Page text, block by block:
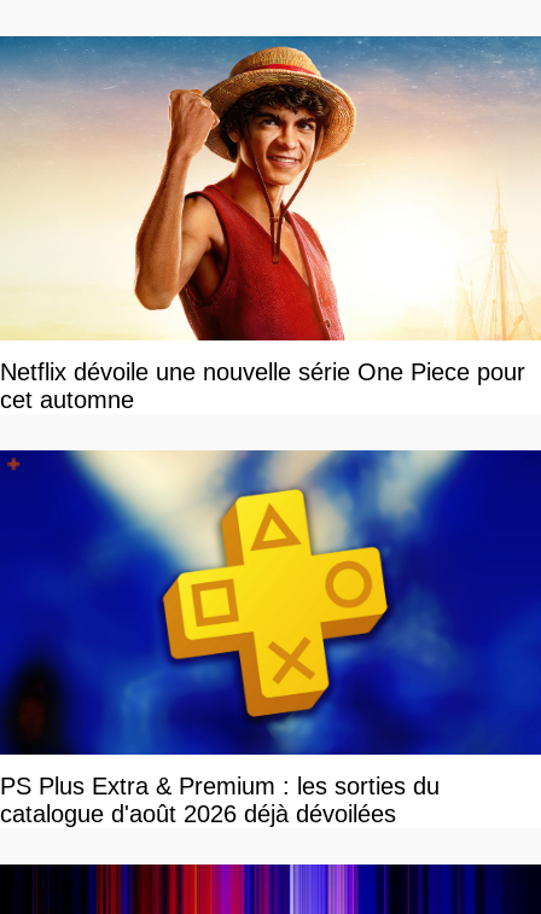
Netflix dévoile une nouvelle série One Piece pour
cet automne
PS Plus Extra & Premium : les sorties du
catalogue d'août 2026 déjà dévoilées